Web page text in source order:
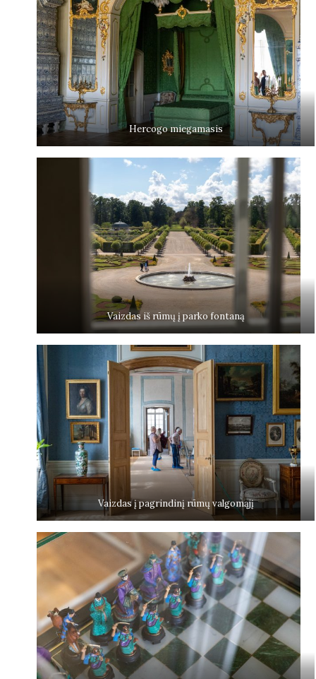
Hercogo miegamasis
Vaizdas iš rūmų į parko fontaną
Vaizdas į pagrindinį rūmų valgomąjį